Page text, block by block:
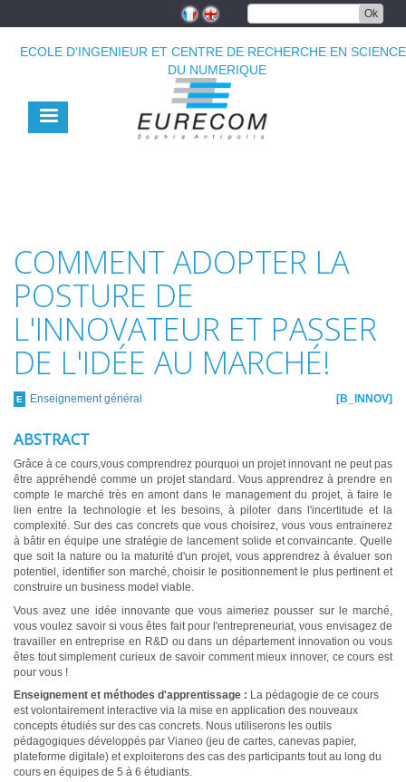
principal
Ok
ECOLE D'INGENIEUR ET CENTRE DE RECHERCHE EN
DU NUMERIQUE
COMMENT ADOPTER LA
POSTURE DE
L'INNOVATEUR ET PASSER
DE L'IDÉE AU MARCHÉ!
E Enseignement général B_INNOV
ABSTRACT
Grâce à ce cours,vous comprendrez pourquoi un projet innovant ne peut pas
être appréhendé comme un projet standard. Vous apprendrez à prendre en
compte le marché très en amont dans le management du projet, à faire le
lien entre la technologie et les besoins, à piloter dans l'incertitude et la
complexité. Sur des cas concrets que vous choisirez, vous vous entrainerez
à bâtir en équipe une stratégie de lancement solide et convaincante. Quelle
que soit la nature ou la maturité d'un projet, vous apprendrez à évaluer son
potentiel, identifier son marché, choisir le positionnement le plus pertinent et
construire un business model viable.
Vous avez une idée innovante que vous aimeriez pousser sur le marché,
vous voulez savoir si vous êtes fait pour l'entrepreneuriat, vous envisagez de
travailler en entreprise en R&D ou dans un département innovation ou vous
êtes tout simplement curieux de savoir comment mieux innover, ce cours est
pour vous !
Enseignement et méthodes d'apprentissage : La pédagogie de ce cours
est volontairement interactive via la mise en application des nouveaux
concepts étudiés sur des cas concrets. Nous utiliserons les outils
pédagogiques développés par Vianeo (jeu de cartes, canevas papier,
plateforme digitale) et exploiterons des cas des participants tout au long du
cours en équipes de 5 à 6 étudiants.